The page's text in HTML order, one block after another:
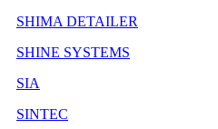
SHIMA DETAILER
SHINE SYSTEMS
SIA
SINTEC